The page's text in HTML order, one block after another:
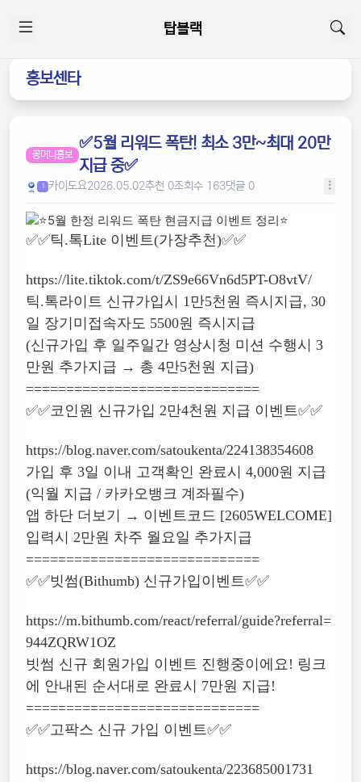
탑블랙
홍보센타
꽁머니홍보
✅5월 리워드 폭탄! 최소 3만~최대 20만
지급 중✅
1 카이도요2026.05.02추천 0조회수 163댓글 0
✅✅틱.톡Lite 이벤트(가장추천)✅✅
https://lite.tiktok.com/t/ZS9e66Vn6d5PT-O8vtV/
틱.톡라이트 신규가입시 1만5천원 즉시지급, 30
일 장기미접속자도 5500원 즉시지급
(신규가입 후 일주일간 영상시청 미션 수행시 3
만원 추가지급 → 총 4만5천원 지급)
=============================
✅✅코인원 신규가입 2만4천원 지급 이벤트✅✅
https://blog.naver.com/satoukenta/224138354608
가입 후 3일 이내 고객확인 완료시 4,000원 지급
(익월 지급 / 카카오뱅크 계좌필수)
앱 하단 더보기 → 이벤트코드 [2605WELCOME]
입력시 2만원 차주 월요일 추가지급
=============================
✅✅빗썸(Bithumb) 신규가입이벤트✅✅
https://m.bithumb.com/react/referral/guide?referral=
944ZQRW1OZ
빗썸 신규 회원가입 이벤트 진행중이에요! 링크
에 안내된 순서대로 완료시 7만원 지급!
=============================
✅✅고팍스 신규 가입 이벤트✅✅
https://blog.naver.com/satoukenta/223685001731